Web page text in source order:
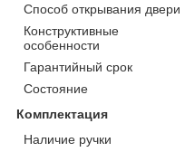
Способ открывания двери
Конструктивные
особенности
Гарантийный срок
Состояние
Комплектация
Наличие ручки